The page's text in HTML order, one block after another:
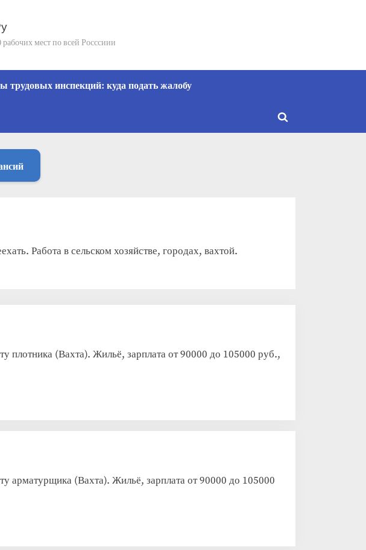
мест по всей Росссиии
трудовых инспекций: куда подать жалобу
Toggle
Работа в сельском хозяйстве, городах, вахтой.
плотника (Вахта). Жильё, зарплата от 90000 до 105000 руб.,
арматурщика (Вахта). Жильё, зарплата от 90000 до 105000